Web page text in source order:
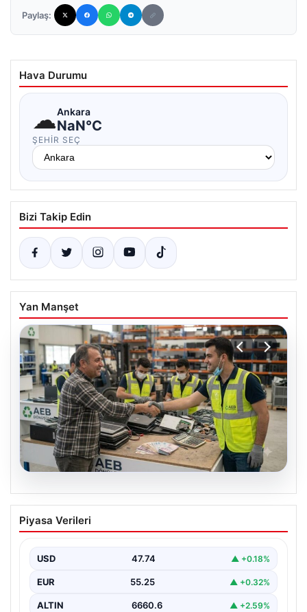
Paylaş:
Hava Durumu
☁Ankara
NaN°C
ŞEHIR SEÇ
Bizi Takip Edin
Yan Manşet
08.08.2026
Sektörel Elektronik Yönetimi ve
Sürdürülebilir Kazanım
sürekli zamanda değiştirmektedir. Bu modernizasyon
süreçlerinde kenara…
Piyasa Verileri
USD 47.74 ▲ +0.18%
EUR 55.25 ▲ +0.32%
ALTIN 6660.6 ▲ +2.59%